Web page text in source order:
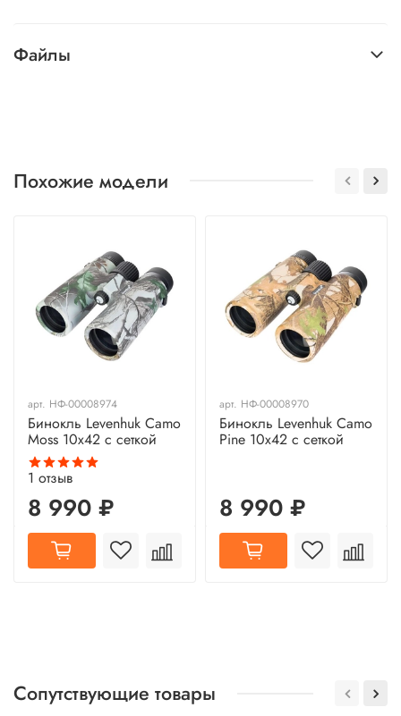
Файлы
Похожие модели
арт. НФ-00008974
Бинокль Levenhuk Camo
Moss 10x42 с сеткой
1 отзыв
8 990 ₽
арт. НФ-00008970
Бинокль Levenhuk Camo
Pine 10x42 с сеткой
8 990 ₽
Сопутствующие товары